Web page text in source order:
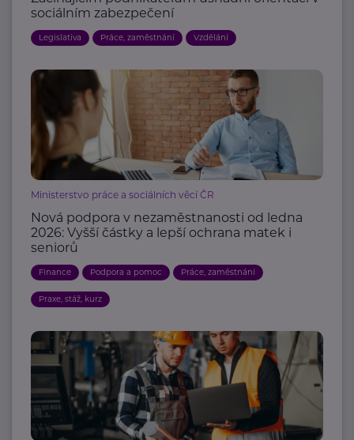
sociálním zabezpečení
Legislativa Práce, zaměstnání Vzdělání
Ministerstvo práce a sociálních věcí ČR
Nová podpora v nezaměstnanosti od ledna
2026: Vyšší částky a lepší ochrana matek i
seniorů
Finance Podpora a pomoc Práce, zaměstnání
Praxe, stáž, kurz